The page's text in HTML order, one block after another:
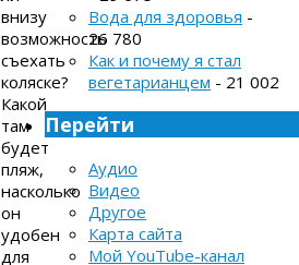
внизу
возможность
съехать
коляске?
Какой
там
будет
пляж,
насколько
он
удобен
для
Вода для здоровья -
26 780
Как и почему я стал
вегетарианцем - 21 002
Перейти
Аудио
Видео
Другое
Карта сайта
Мой YouTube-канал